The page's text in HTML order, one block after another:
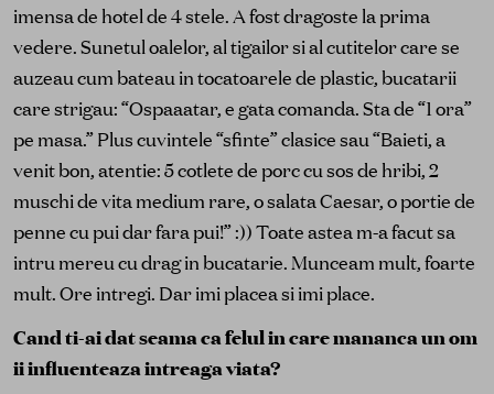
imensa de hotel de 4 stele. A fost dragoste la prima
vedere. Sunetul oalelor, al tigailor si al cutitelor care se
auzeau cum bateau in tocatoarele de plastic, bucatarii
care strigau: “Ospaaatar, e gata comanda. Sta de “1 ora”
pe masa.” Plus cuvintele “sfinte” clasice sau “Baieti, a
venit bon, atentie: 5 cotlete de porc cu sos de hribi, 2
muschi de vita medium rare, o salata Caesar, o portie de
penne cu pui dar fara pui!” :)) Toate astea m-a facut sa
intru mereu cu drag in bucatarie. Munceam mult, foarte
mult. Ore intregi. Dar imi placea si imi place.
Cand ti-ai dat seama ca felul in care mananca un om
ii influenteaza intreaga viata?